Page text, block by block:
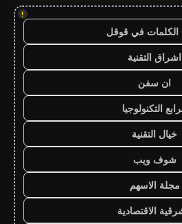
!
في قوقل
اشراق التقنية
ان سفن
التكنولوجيا
خيال التقنية
شوف ويب
مجلة الاسهم
الاقتصادية